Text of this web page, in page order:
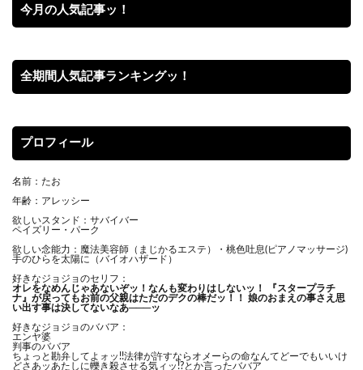
今月の人気記事ッ！
全期間人気記事ランキングッ！
プロフィール
名前：たお
年齢：アレッシー
欲しいスタンド：サバイバー
ペイズリー・パーク
欲しい念能力：魔法美容師（まじかるエステ）・桃色吐息(ピアノマッサージ)
手のひらを太陽に（バイオハザード）
好きなジョジョのセリフ：
オレをなめんじゃあないぞッ！ なんも変わりはしないッ！ 『スタープラチ
ナ』が戻ってもお前の父親はただのデクの棒だッ！！ 娘のおまえの事さえ思
い出す事は決してないなあ───ッ
好きなジョジョのババア：
エンヤ婆
判事のババア
ちょっと勘弁してよォッ!!法律が許すならオメーらの命なんてどーでもいいけ
どさあッあたしに轢き殺させる気ィッ!?とか言ったババア